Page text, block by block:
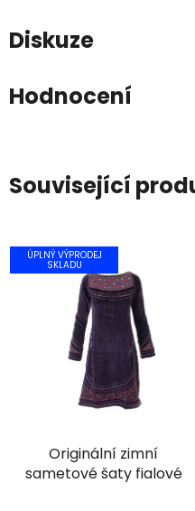
Diskuze
Hodnocení
Související
ÚPLNÝ VÝPRODEJ
SKLADU
Originální zimní
sametové šaty fialové